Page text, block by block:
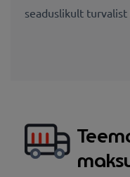
seaduslikult